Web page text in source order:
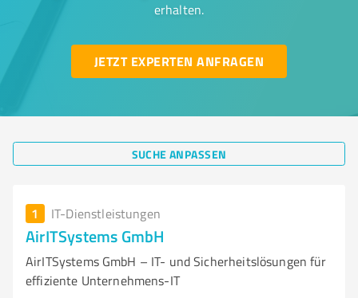
erhalten.
JETZT EXPERTEN ANFRAGEN
SUCHE ANPASSEN
1 IT-Dienstleistungen
AirITSystems GmbH
AirITSystems GmbH – IT- und Sicherheitslösungen für
effiziente Unternehmens-IT